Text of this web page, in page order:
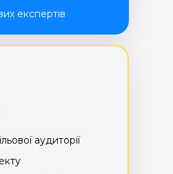
експертів
аудиторії